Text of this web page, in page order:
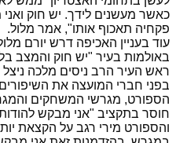
כאשר מעשנים לידך. יש חוק
פקחיה תאכוף אותו", אמר מלול.
עוד בעניין האכיפה דרש יורם
באולמות בעיר "יש חוק והמצב
ראש העיר הרב ניסים מלכה ניצל
בפני חברי המועצה את
הספורט, מגרשי המשחקים
חוסר בתקציב "אני מבקש
והספורט מירי רגב על הקצאת